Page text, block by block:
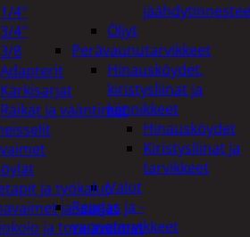
Öljyt
Perävaunutarvikkeet
Hinausköydet,
kiristysliinat ja
kiinnikkeet
Hinausköydet
Kiristysliinat ja
tarvikkeet
Valot
Rengas ja -
vannetarvikkeet
1/4"
3/4"
3/8
Adapterit
Kärkisarjat
Räikät ja vääntimet
ja työkalut
ja -sarjat
ja torx-avaimet